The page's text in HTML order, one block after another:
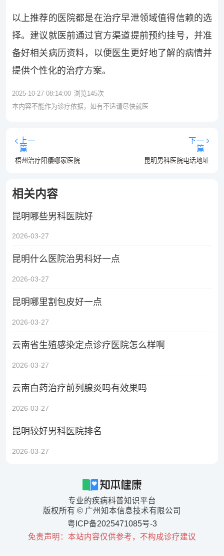
以上推荐的医院都是在治疗早泄领域值得信赖的选
择。建议就医前通过官方渠道提前预约挂号，并准
备好相关病历资料，以便医生更好地了解的病情并
提供个性化的治疗方案。
2025-10-27 08:14:00 浏览145次
本内容不能作为诊疗依据，如有不适请尽快就医
上一
篇
梧州治疗阳痿哪家医院
下一
篇
昆明男科医院电话地址
相关内容
昆明哪些男科医院好
2026-03-27
昆明什么医院治男科好一点
2026-03-27
昆明哪里割包皮好一点
2026-03-27
云南省生殖感染定点诊疗医院怎么样啊
2026-03-27
云南白药治疗前列腺炎吗有效果吗
2026-03-27
昆明较好男科医院排名
2026-03-27
专业的疾病科普知识平台
版权所有 © 广州知本信息技术有限公司
粤ICP备2025471085号-3
免责声明：本站内容仅供参考，不构成诊疗建议